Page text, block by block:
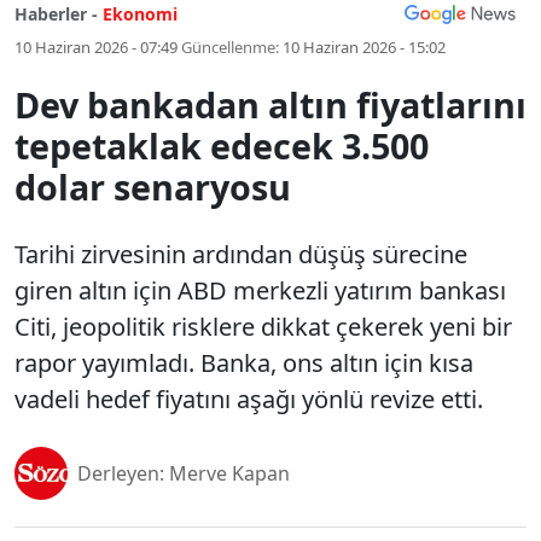
Haberler - Ekonomi
10 Haziran 2026 - 07:49Güncellenme: 10 Haziran 2026 - 15:02
Dev bankadan altın fiyatlarını
tepetaklak edecek 3.500
dolar senaryosu
Tarihi zirvesinin ardından düşüş sürecine
giren altın için ABD merkezli yatırım bankası
Citi, jeopolitik risklere dikkat çekerek yeni bir
rapor yayımladı. Banka, ons altın için kısa
vadeli hedef fiyatını aşağı yönlü revize etti.
Derleyen: Merve Kapan